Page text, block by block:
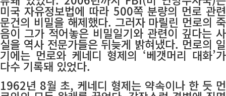
미국 자유정보법에 따라 500쪽 분량의 먼로 관련
문건의 비밀을 해제했다. 그러자 마릴린 먼로의 죽
음이 그가 적어놓은 비밀일기와 관련이 깊다는 사
실을 역사 전문가들은 뒤늦게 밝혀냈다. 먼로의 일
기에는 먼로와 케네디 형제의 ‘베갯머리 대화’가
다수 기록돼 있었다.
1962년 8월 초, 케네디 형제는 약속이나 한 듯 먼